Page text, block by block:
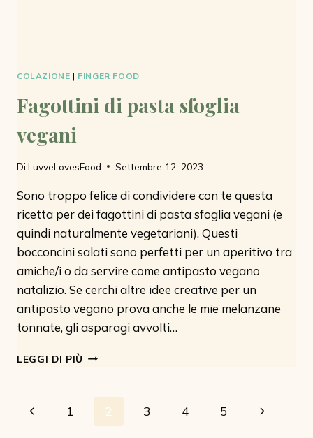
COLAZIONE | FINGER FOOD
Fagottini di pasta sfoglia
vegani
Di LuvveLovesFood Settembre 12, 2023
Sono troppo felice di condividere con te questa
ricetta per dei fagottini di pasta sfoglia vegani (e
quindi naturalmente vegetariani). Questi
bocconcini salati sono perfetti per un aperitivo tra
amiche/i o da servire come antipasto vegano
natalizio. Se cerchi altre idee creative per un
antipasto vegano prova anche le mie melanzane
tonnate, gli asparagi avvolti…
LEGGI DI PIÙ FAGOTTINI
VEGANI
Navigazione
Pagina
1 2 3 4 5
Pagina